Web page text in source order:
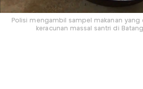
Polisi mengambil sampel makanan
keracunan massal santri di